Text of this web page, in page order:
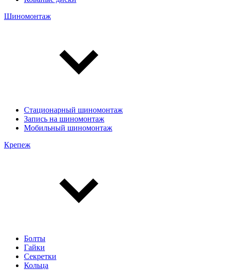
Шиномонтаж
Стационарный шиномонтаж
Запись на шиномонтаж
Мобильный шиномонтаж
Крепеж
Болты
Гайки
Секретки
Кольца